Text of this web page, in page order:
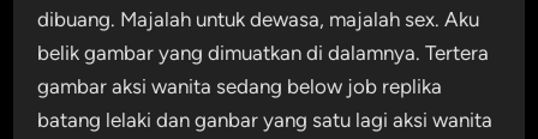
dibuang. Majalah untuk dewasa, majalah sex. Aku
belik gambar yang dimuatkan di dalamnya. Tertera
gambar aksi wanita sedang below job replika
batang lelaki dan ganbar yang satu lagi aksi wanita